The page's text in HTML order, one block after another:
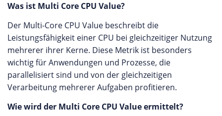
Was ist Multi Core CPU Value?
Der Multi-Core CPU Value beschreibt die
Leistungsfähigkeit einer CPU bei gleichzeitiger Nutzung
mehrerer ihrer Kerne. Diese Metrik ist besonders
wichtig für Anwendungen und Prozesse, die
parallelisiert sind und von der gleichzeitigen
Verarbeitung mehrerer Aufgaben profitieren.
Wie wird der Multi Core CPU Value ermittelt?